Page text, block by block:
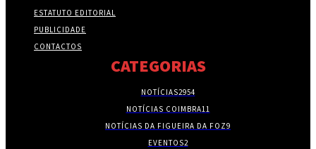
ESTATUTO EDITORIAL
PUBLICIDADE
CONTACTOS
CATEGORIAS
NOTÍCIAS2954
NOTÍCIAS COIMBRA11
NOTÍCIAS DA FIGUEIRA DA FOZ9
EVENTOS2